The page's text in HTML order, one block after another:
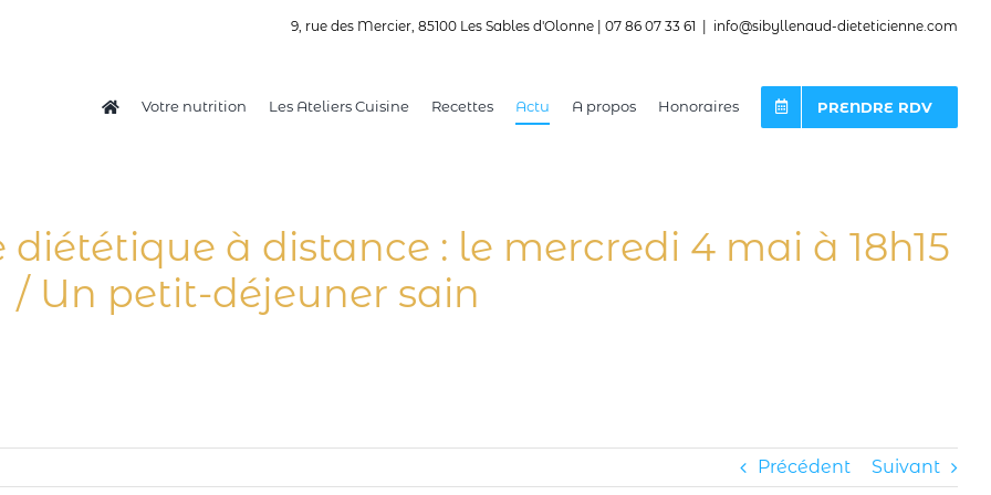
9, rue des Mercier, 85100 Les Sables d'Olonne | 07 86 07 33 61 info@sibyllenaud-dieteticienne.com
Votre nutrition Les Ateliers Cuisine Recettes Actu A propos Honoraires PRENDRE RDV
à distance : le mercredi 4 mai à 18h15
/ Un petit-déjeuner sain
Précédent Suivant